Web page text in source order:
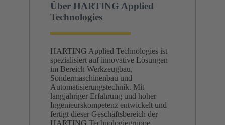
Über HARTING Applied
Technologies
HARTING Applied Technologies ist
spezialisiert auf innovative Lösungen
im Bereich Werkzeugbau,
Sondermaschinenbau und
Automatisierungstechnik. Mit
langjähriger Erfahrung und hoher
Ingenieurskompetenz entwickelt und
fertigt dieser Geschäftsbereich der
HARTING Technologiegruppe